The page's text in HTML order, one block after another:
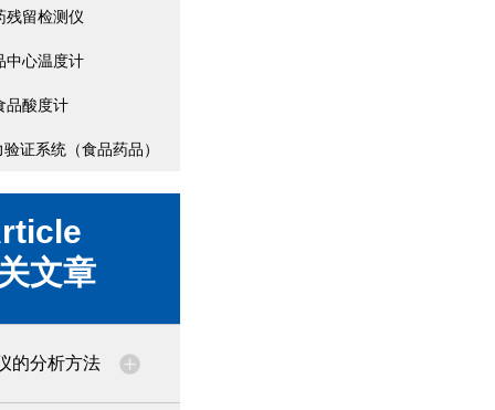
残留检测仪
中心温度计
品酸度计
证系统（食品药品）
文章
的分析方法